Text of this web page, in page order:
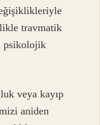
travmatik
psikolojik
veya kayıp
aniden